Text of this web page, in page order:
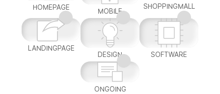
HOMEPAGE MOBILE
SHOPPINGMALL
LANDINGPAGE
DESIGN
SOFTWARE
ONGOING